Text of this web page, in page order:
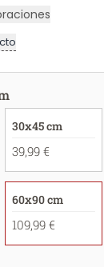
30x45 cm
39,99 €
60x90 cm
109,99 €